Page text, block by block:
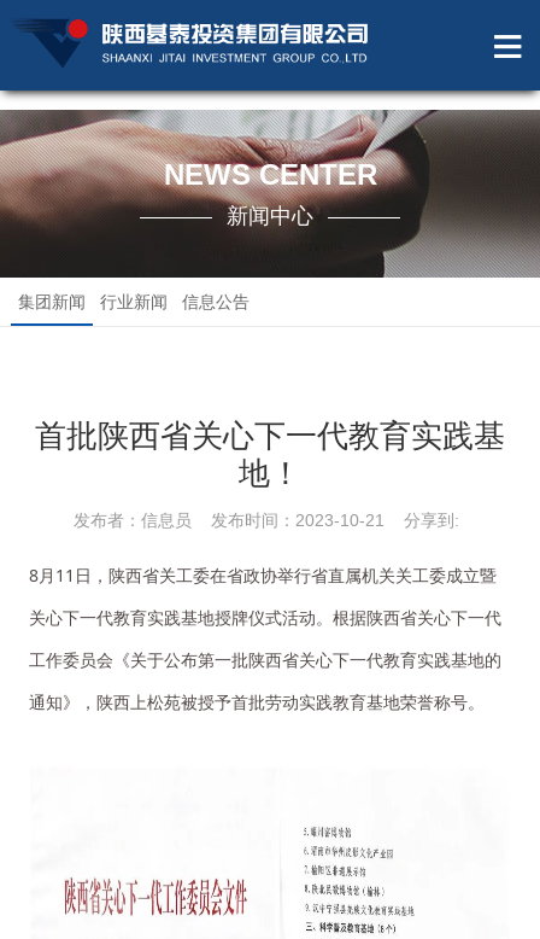
NEWS CENTER
新闻中心
集团新闻 行业新闻 信息公告
首批陕西省关心下一代教育实践基
地！
发布者：信息员 发布时间：2023-10-21 分享到:
8月11日，陕西省关工委在省政协举行省直属机关关工委成立暨
关心下一代教育实践基地授牌仪式活动。根据陕西省关心下一代
工作委员会《关于公布第一批陕西省关心下一代教育实践基地的
通知》，陕西上松苑被授予首批劳动实践教育基地荣誉称号。